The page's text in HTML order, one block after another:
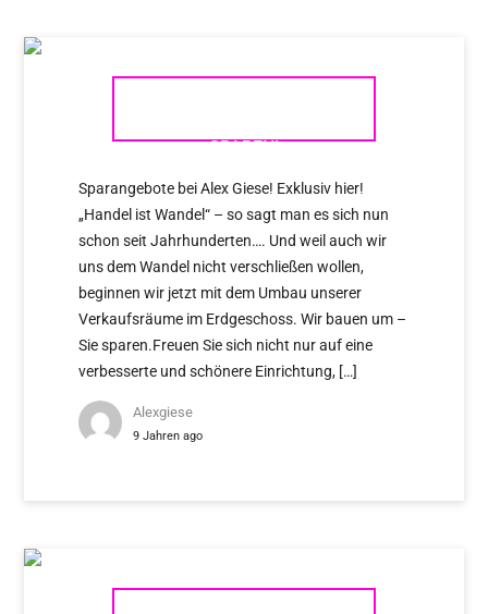
SPAREN!
Sparangebote bei Alex Giese! Exklusiv hier!
„Handel ist Wandel“ – so sagt man es sich nun
schon seit Jahrhunderten…. Und weil auch wir
uns dem Wandel nicht verschließen wollen,
beginnen wir jetzt mit dem Umbau unserer
Verkaufsräume im Erdgeschoss. Wir bauen um –
Sie sparen.Freuen Sie sich nicht nur auf eine
verbesserte und schönere Einrichtung, […]
Alexgiese
9 Jahren ago